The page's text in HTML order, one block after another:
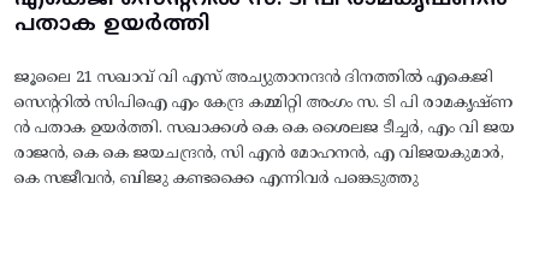
പതാക ഉയർത്തി
ജൂലൈ 21 സഖാവ് വി എസ് അച്യുതാനന്ദൻ ദിനത്തിൽ എകെജി
സെന്ററിൽ സിപിഐ എം കേന്ദ്ര കമ്മിറ്റി അംഗം സ. ടി പി രാമകൃഷ്‌ണ
ൻ പതാക ഉയർത്തി. സഖാക്കൾ കെ കെ ശൈലജ ടീച്ചർ, എം വി ജയ
രാജൻ, കെ കെ ജയചന്ദ്രൻ, സി എൻ മോഹനൻ, എ വിജയകുമാർ,
കെ സജീവൻ, ബിജു കണ്ടക്കൈ എന്നിവർ പങ്കെടുത്തു